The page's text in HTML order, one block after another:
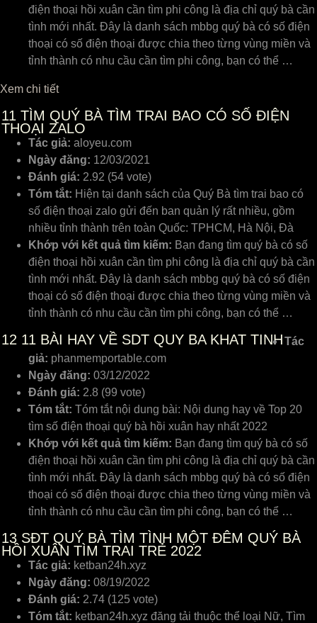
điện thoại hồi xuân cần tìm phi công là địa chỉ quý bà cần
tình mới nhất. Đây là danh sách mbbg quý bà có số điện
thoại có số điện thoại được chia theo từng vùng miền và
tỉnh thành có nhu cầu cần tìm phi công, bạn có thể …
Xem chi tiết
11 TÌM QUÝ BÀ TÌM TRAI BAO CÓ SỐ ĐIỆN
THOẠI ZALO
Tác giả: aloyeu.com
Ngày đăng: 12/03/2021
Đánh giá: 2.92 (54 vote)
Tóm tắt: Hiện tại danh sách của Quý Bà tìm trai bao có
số điện thoại zalo gửi đến ban quản lý rất nhiều, gồm
nhiều tỉnh thành trên toàn Quốc: TPHCM, Hà Nội, Đà
Khớp với kết quả tìm kiếm: Bạn đang tìm quý bà có số
điện thoại hồi xuân cần tìm phi công là địa chỉ quý bà cần
tình mới nhất. Đây là danh sách mbbg quý bà có số điện
thoại có số điện thoại được chia theo từng vùng miền và
tỉnh thành có nhu cầu cần tìm phi công, bạn có thể …
12 11 BÀI HAY VỀ SDT QUY BA KHAT TINHTác
giả: phanmemportable.com
Ngày đăng: 03/12/2022
Đánh giá: 2.8 (99 vote)
Tóm tắt: Tóm tắt nội dung bài: Nội dung hay về Top 20
tìm số điện thoại quý bà hồi xuân hay nhất 2022
Khớp với kết quả tìm kiếm: Bạn đang tìm quý bà có số
điện thoại hồi xuân cần tìm phi công là địa chỉ quý bà cần
tình mới nhất. Đây là danh sách mbbg quý bà có số điện
thoại có số điện thoại được chia theo từng vùng miền và
tỉnh thành có nhu cầu cần tìm phi công, bạn có thể …
13 SĐT QUÝ BÀ TÌM TÌNH MỘT ĐÊM QUÝ BÀ
HỒI XUÂN TÌM TRAI TRẺ 2022
Tác giả: ketban24h.xyz
Ngày đăng: 08/19/2022
Đánh giá: 2.74 (125 vote)
Tóm tắt: ketban24h.xyz đăng tải thuộc thể loại Nữ, Tìm